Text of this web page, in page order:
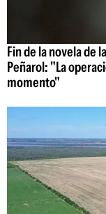
Fin de la novela de
Peñarol: "La
momento"